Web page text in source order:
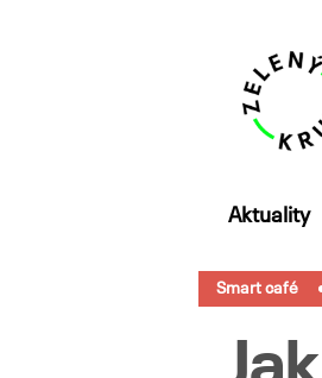
Aktuality
Přejít
obsahu
webu
Smart café